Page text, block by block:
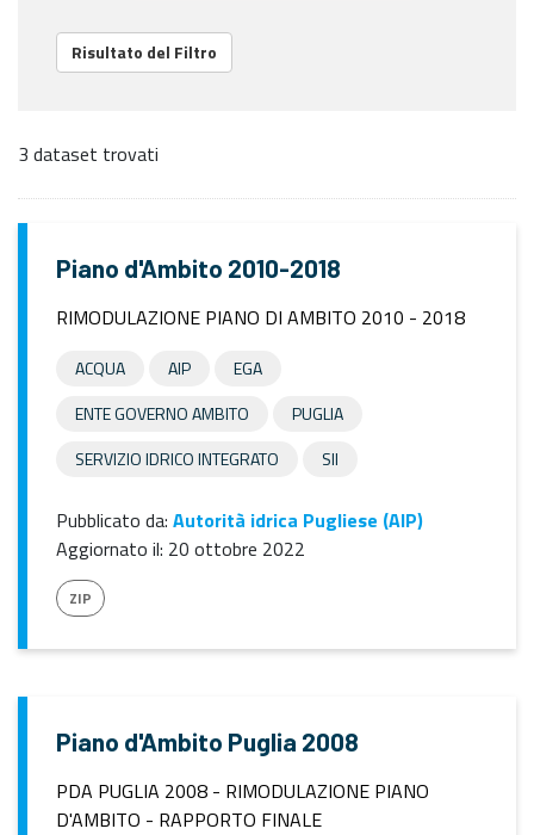
Risultato del Filtro
3 dataset trovati
Piano d'Ambito 2010-2018
RIMODULAZIONE PIANO DI AMBITO 2010 - 2018
ACQUA AIP
EGA
ENTE GOVERNO AMBITO
PUGLIA
SERVIZIO IDRICO INTEGRATO
SII
Pubblicato da: Autorità idrica Pugliese (AIP)
Aggiornato il: 20 ottobre 2022
ZIP
Piano d'Ambito Puglia 2008
PDA PUGLIA 2008 - RIMODULAZIONE PIANO
D'AMBITO - RAPPORTO FINALE